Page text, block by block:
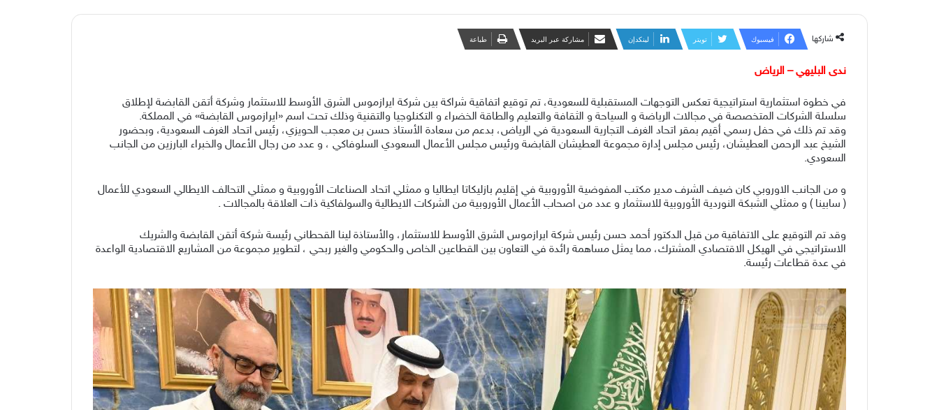
شاركها فيسبوك تويتر لينكدإن مشاركة عبر البريد طباعة
ندى البليهي – الرياض
في خطوة استثمارية استراتيجية تعكس التوجهات المستقبلية للسعودية، تم توقيع اتفاقية شراكة بين شركة ايرازموس الشرق الأوسط للاستثمار وشركة أتقن القابضة لإطلاق
سلسلة الشركات المتخصصة في مجالات الرياضة و السياحة و الثقافة والتعليم والطاقة الخضراء و التكنلوجيا والتقنية وذلك تحت اسم «ايرازموس القابضة» في المملكة.
وقد تم ذلك في حفل رسمي أقيم بمقر اتحاد الغرف التجارية السعودية في الرياض، بدعم من سعادة الأستاذ حسن بن معجب الحويزي، رئيس اتحاد الغرف السعودية، وبحضور
الشيخ عبد الرحمن العطيشان، رئيس مجلس إدارة مجموعة العطيشان القابضة ورئيس مجلس الأعمال السعودي السلوفاكي ، و عدد من رجال الأعمال والخبراء البارزين من الجانب
السعودي.
و من الجانب الاوروبي كان ضيف الشرف مدير مكتب المفوضية الأوروبية في إقليم بازليكاتا ايطاليا و ممثلي اتحاد الصناعات الأوروبية و ممثلي التحالف الايطالي السعودي للأعمال
( سابينا ) و ممثلي الشبكة النوردية الأوروبية للاستثمار و عدد من اصحاب الأعمال الأوروبية من الشركات الايطالية والسولفاكية ذات العلاقة بالمجالات .
وقد تم التوقيع على الاتفاقية من قبل الدكتور أحمد حسن رئيس شركة ايرازموس الشرق الأوسط للاستثمار، والأستاذة لينا القحطاني رئيسة شركة أتقن القابضة والشريك
الاستراتيجي في الهيكل الاقتصادي المشترك، مما يمثل مساهمة رائدة في التعاون بين القطاعين الخاص والحكومي والغير ربحي ، لتطوير مجموعة من المشاريع الاقتصادية الواعدة
في عدة قطاعات رئيسة.